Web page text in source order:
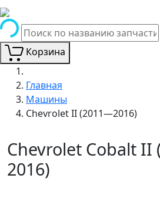
Корзина
Главная
Машины
Chevrolet II (2011—2016)
Chevrolet Cobalt
2016)